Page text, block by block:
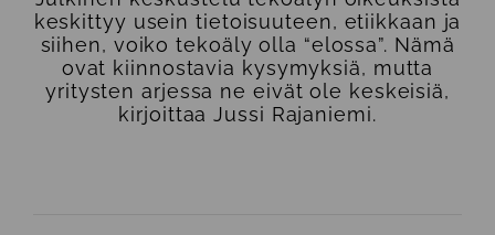
keskittyy usein tietoisuuteen, etiikkaan ja
siihen, voiko tekoäly olla “elossa”. Nämä
ovat kiinnostavia kysymyksiä, mutta
yritysten arjessa ne eivät ole keskeisiä,
kirjoittaa Jussi Rajaniemi.